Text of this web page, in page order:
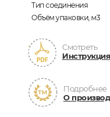
Тип соединения
Объём упаковки, м3
Смотреть
Подробнее
О